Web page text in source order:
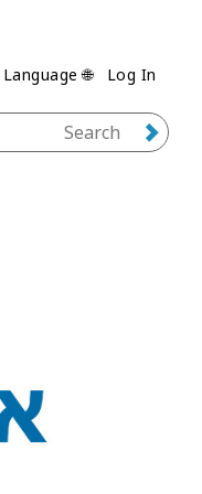
Log In
🌐 Language